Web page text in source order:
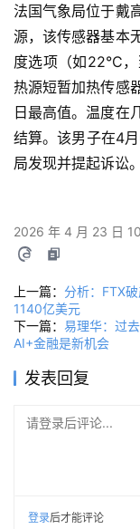
法国气象局位于戴
源，该传感器基本
度选项（如22°C
热源短暂加热传感
日最高值。温度在
结算。该男子在4
局发现并提起诉讼。
2026 年 4 月 23 日
上一篇： 分析：FTX
1140亿美元
下一篇： 易理华：过
AI+金融是新机会
发表回复
请登录后评论...
登录后才能评论